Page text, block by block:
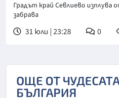
Градът край Севлиево изплува
забрава
31 юли | 23:28 0
ОЩЕ ОТ
БЪЛГАРИЯ